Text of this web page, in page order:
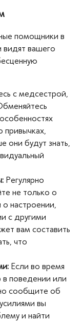
помощники в
вашего
с медсестрой,
привычках,
они будут знать,
Регулярно
не только о
настроении,
с другими
вам составить
что
Если во время
в поведении или
сообщите об
вы
и найти